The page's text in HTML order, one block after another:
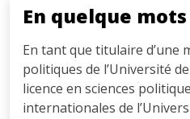
En quelque mots
En tant que titulaire d’une
politiques de l’Université
licence en sciences
internationales de